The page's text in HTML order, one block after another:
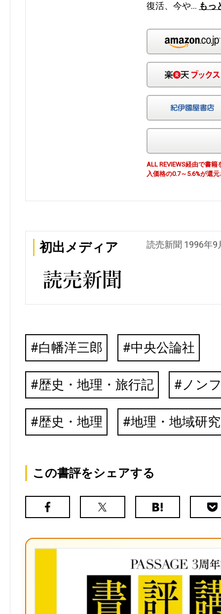
復活、今や… もっ
ALL REVIEWS経由で書
入価格の0.7～5.6%が還
初出メディア 読売新聞 1996年9
白幡洋三郎 中央公論社
歴史・地理・旅行記 ノン
歴史・地理 地理・地域研究
この書評をシェアする
Facebook
X（旧
は
ク
マ
ー
ク